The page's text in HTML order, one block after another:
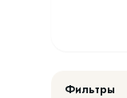
Фильтры